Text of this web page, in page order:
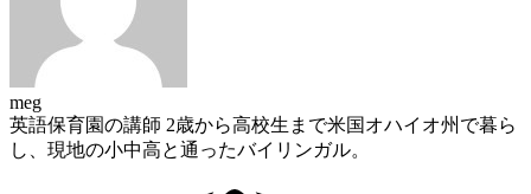
meg
英語保育園の講師 2歳から高校生まで米国オハイオ州で暮ら
し、現地の小中高と通ったバイリンガル。